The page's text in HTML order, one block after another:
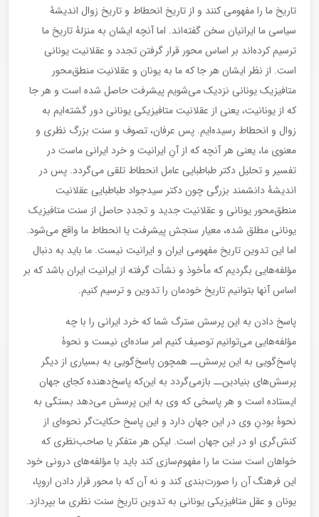
تاریخ ما را مفهومی کنند و از تاریخ انحطاط و تاریخ زوال اندیشۀ
سیاسی ما ایرانیان سخن گفته‌اند. اما آنچه ایشان به منزلۀ تاریخ ما
ترسیم کرده‌اند بر اساس محور قرار گرفتن تجدد و عقلانیت یونانی
است. از نظر ایشان هر جا که ما به یونان و عقلانیت منطق‌محور
متافیزیک یونانی نزدیک می‌شویم پیشرفت حاصل شده است و هر جا
که از یونانیت، یعنی از عقلانیت متافیزیکی یونانی دور گشته‌ایم به
زوال و انحطاط رسیده‌ایم. پس عرفان، تصوف و سنت بزرگ نظری و
معنوی ما، یعنی هر آنچه که از آنِ ایرانیت و خرد ایرانی ماست در
تفسیر و تحلیل دکتر طباطبایی عامل انحطاط تلقی می‌گردد. پس در
اندیشۀ دانشمند بزرگی چون دکتر سیدجواد طباطبایی عقلانیت
منطق‌محور یونانی و عقلانیت جدید و تجددِ حاصل از سنت متافیزیک
یونانی مطلق شده، معیار سنجش پیشرفت یا انحطاط ما واقع می‌شود.
اما این تدوین تاریخ مفهومی ایران و ایرانیت نیست. ما باید به دنبال
مؤلفه‌هایی بگردیم که مأخوذ و نشأت گرفته از ایرانیت ایران باشد که بر
اساس آنها بتوانیم تاریخ خودمان را تدوین و ترسیم کنیم.
پاسخ دادن به این پرسش سترگ شما که خرد ایرانی را با چه
مؤلفه‌هایی می‌توانیم توصیف کنیم امر ساده‌ای نیست و نحوۀ
پاسخ‌گویی به این پرسش‌ــ همچون پاسخ‌گویی به بسیاری از دیگر
پرسش‌های بنیادین‌ــ بازمی‌گردد به این‌که پاسخ‌دهنده کجای جهان
ایستاده‌ است و هر پاسخی که وی به این پرسش می‌دهد بستگی به
نحوۀ بودنِ وی در این جهان دارد و این پاسخ حکایت‌گر نحوه‌ای از
کنش‌گری او در این جهان است. لیکن هر متفکر یا صاحب‌نظری که
خواهان است سنت ما را مفهوم‌سازی کند باید با مؤلفه‌های درونی خود
این فرهنگ آن را صورت‌بندی کند و نه آن که با محور قرار دادن اروپا،
یونان و عقل متافیزیکی یونانی به تدوین تاریخ سنت نظری ما بپردازد.